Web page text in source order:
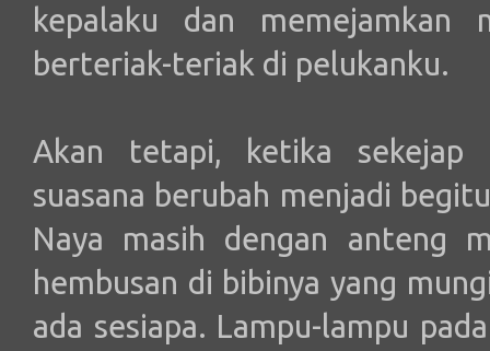
kepalaku dan memejamkan
berteriak-teriak di pelukanku.
Akan tetapi, ketika sekejap
suasana berubah menjadi
Naya masih dengan anteng
hembusan di bibinya yang
ada sesiapa. Lampu-lampu